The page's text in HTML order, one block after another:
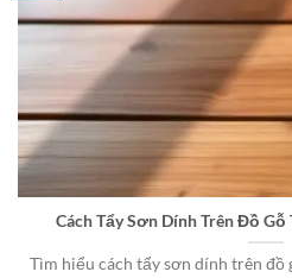
Cách Tẩy Sơn Dính Trên Đồ
Tìm hiểu cách tẩy sơn dính trên đồ